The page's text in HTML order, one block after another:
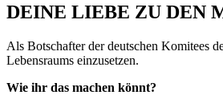
DEINE LIEBE ZU DEN
Als Botschafter der deutschen Komitees
Lebensraums einzusetzen.
Wie ihr das machen könnt?